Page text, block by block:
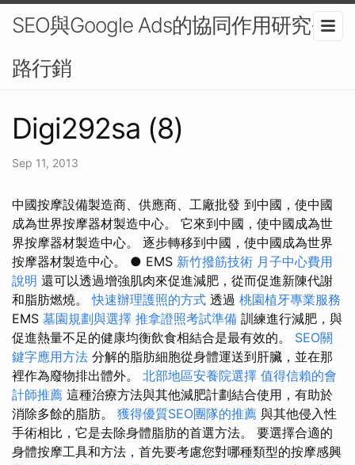
SEO與Google Ads的協同作用研究-網
路行銷
Digi292sa (8)
Sep 11, 2013
中國按摩設備製造商、供應商、工廠批發 到中國，使中國
成為世界按摩器材製造中心。 它來到中國，使中國成為世
界按摩器材製造中心。 逐步轉移到中國，使中國成為世界
按摩器材製造中心。 ● EMS 新竹撥筋技術 月子中心費用
說明 還可以透過增強肌肉來促進減肥，從而促進新陳代謝
和脂肪燃燒。快速辦理護照的方式 透過 桃園植牙專業服務
EMS 墓園規劃與選擇 推拿證照考試準備 訓練進行減肥，與
促進熱量不足的健康均衡飲食相結合是最有效的。 SEO關
鍵字應用方法 分解的脂肪細胞從身體運送到肝臟，並在那
裡作為廢物排出體外。 北部地區安養院選擇 值得信賴的會
計師推薦 這種治療方法與其他減肥計劃結合使用，有助於
消除多餘的脂肪。 獲得優質SEO團隊的推薦 與其他侵入性
手術相比，它是去除身體脂肪的首選方法。 要選擇合適的
身體按摩工具和方法，首先要考慮您對哪種類型的按摩感興